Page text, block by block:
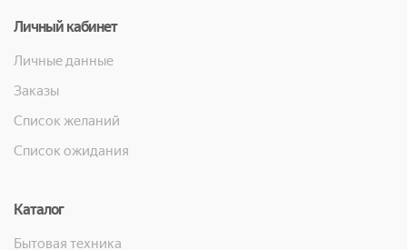
Личный кабинет
Личные данные
Заказы
Список желаний
Список ожидания
Каталог
Бытовая техника